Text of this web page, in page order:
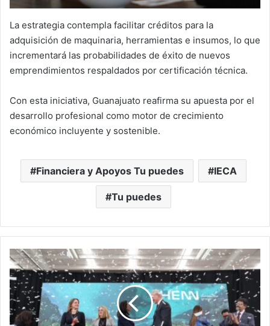
La estrategia contempla facilitar créditos para la
adquisición de maquinaria, herramientas e insumos, lo que
incrementará las probabilidades de éxito de nuevos
emprendimientos respaldados por certificación técnica.
Con esta iniciativa, Guanajuato reafirma su apuesta por el
desarrollo profesional como motor de crecimiento
económico incluyente y sostenible.
Financiera y Apoyos Tu puedes IECA
Tu puedes
Guanajuato
rompe
meta
sexenal
con
inversiones